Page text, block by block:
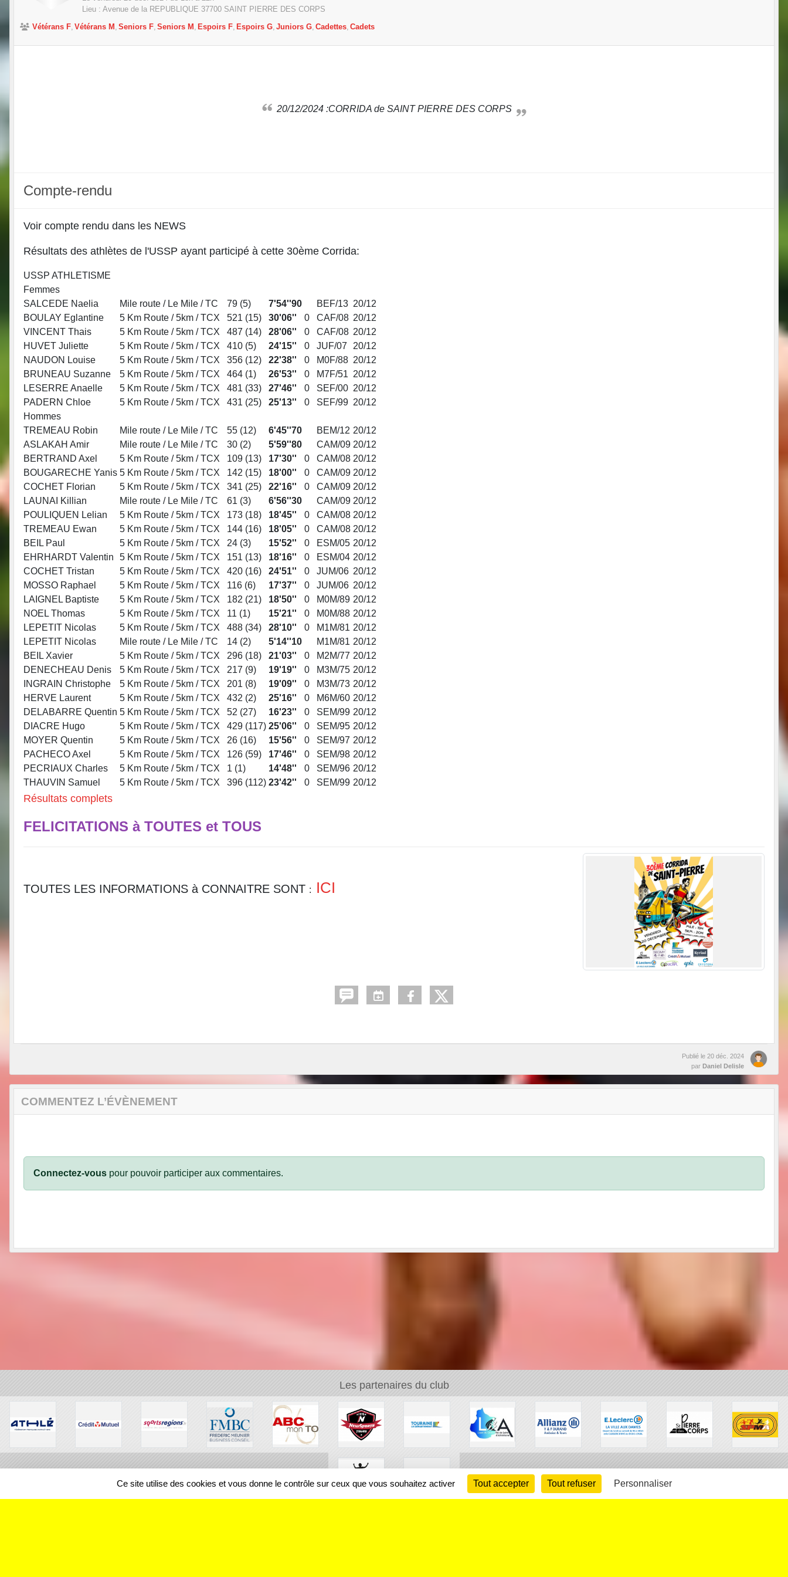
Lieu : Avenue de la REPUBLIQUE 37700 SAINT PIERRE DES CORPS
Vétérans F Vétérans M Seniors F Seniors M Espoirs F Espoirs G Juniors G Cadettes Cadets
20/12/2024 :CORRIDA de SAINT PIERRE DES CORPS
Compte-rendu
Voir compte rendu dans les NEWS
Résultats des athlètes de l'USSP ayant participé à cette 30ème Corrida:
USSP ATHLETISME
Femmes
SALCEDE Naelia
Mile route / Le Mile / TC 79 (5) 7'54''90 BEF/13 20/12
BOULAY Eglantine
5 Km Route / 5km / TCX 521 (15) 30'06'' 0 CAF/08 20/12
VINCENT Thais
5 Km Route / 5km / TCX 487 (14) 28'06'' 0 CAF/08 20/12
HUVET Juliette
5 Km Route / 5km / TCX 410 (5) 24'15'' 0 JUF/07
20/12
NAUDON Louise
5 Km Route / 5km / TCX 356 (12) 22'38'' 0 M0F/88 20/12
BRUNEAU Suzanne
5 Km Route / 5km / TCX 464 (1) 26'53'' 0 M7F/51 20/12
LESERRE Anaelle
5 Km Route / 5km / TCX 481 (33) 27'46'' 0 SEF/00 20/12
PADERN Chloe
5 Km Route / 5km / TCX 431 (25) 25'13'' 0 SEF/99 20/12
Hommes
TREMEAU Robin
Mile route / Le Mile / TC 55 (12) 6'45''70 BEM/12 20/12
ASLAKAH Amir
Mile route / Le Mile / TC 30 (2) 5'59''80 CAM/09 20/12
BERTRAND Axel
5 Km Route / 5km / TCX 109 (13) 17'30'' 0 CAM/08 20/12
BOUGARECHE Yanis 5 Km Route / 5km / TCX 142 (15) 18'00'' 0 CAM/09 20/12
COCHET Florian
5 Km Route / 5km / TCX 341 (25) 22'16'' 0 CAM/09 20/12
LAUNAI Killian
Mile route / Le Mile / TC 61 (3) 6'56''30 CAM/09 20/12
POULIQUEN Lelian
5 Km Route / 5km / TCX 173 (18) 18'45'' 0 CAM/08 20/12
TREMEAU Ewan
5 Km Route / 5km / TCX 144 (16) 18'05'' 0 CAM/08 20/12
BEIL Paul
5 Km Route / 5km / TCX 24 (3) 15'52'' 0 ESM/05 20/12
EHRHARDT Valentin
5 Km Route / 5km / TCX 151 (13) 18'16'' 0 ESM/04 20/12
COCHET Tristan
5 Km Route / 5km / TCX 420 (16) 24'51'' 0 JUM/06 20/12
MOSSO Raphael
5 Km Route / 5km / TCX 116 (6) 17'37'' 0 JUM/06 20/12
LAIGNEL Baptiste
5 Km Route / 5km / TCX 182 (21) 18'50'' 0 M0M/89 20/12
NOEL Thomas
5 Km Route / 5km / TCX 11 (1) 15'21'' 0 M0M/88 20/12
LEPETIT Nicolas
5 Km Route / 5km / TCX 488 (34) 28'10'' 0 M1M/81 20/12
LEPETIT Nicolas
Mile route / Le Mile / TC 14 (2) 5'14''10 M1M/81 20/12
BEIL Xavier
5 Km Route / 5km / TCX 296 (18) 21'03'' 0 M2M/77 20/12
DENECHEAU Denis
5 Km Route / 5km / TCX 217 (9) 19'19'' 0 M3M/75 20/12
INGRAIN Christophe
5 Km Route / 5km / TCX 201 (8) 19'09'' 0 M3M/73 20/12
HERVE Laurent
5 Km Route / 5km / TCX 432 (2) 25'16'' 0 M6M/60 20/12
DELABARRE Quentin 5 Km Route / 5km / TCX 52 (27) 16'23'' 0 SEM/99 20/12
DIACRE Hugo
5 Km Route / 5km / TCX 429 (117) 25'06'' 0 SEM/95 20/12
MOYER Quentin
5 Km Route / 5km / TCX 26 (16) 15'56'' 0 SEM/97 20/12
PACHECO Axel
5 Km Route / 5km / TCX 126 (59) 17'46'' 0 SEM/98 20/12
PECRIAUX Charles
5 Km Route / 5km / TCX 1 (1) 14'48'' 0 SEM/96 20/12
THAUVIN Samuel
5 Km Route / 5km / TCX 396 (112) 23'42'' 0 SEM/99 20/12
Résultats complets
FELICITATIONS à TOUTES et TOUS
TOUTES LES INFORMATIONS à CONNAITRE SONT : ICI
Publié le 20 déc. 2024
par Daniel Delisle
COMMENTEZ L’ÉVÈNEMENT
Connectez-vous pour pouvoir participer aux commentaires.
Les partenaires du club
Ce site utilise des cookies et vous donne le contrôle sur ceux que vous souhaitez activer Tout accepter Tout refuser Personnaliser